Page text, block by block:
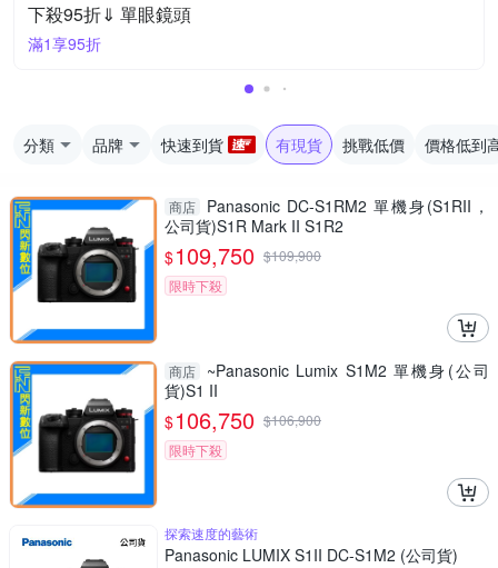
下殺95折⇓ 單眼鏡頭
滿1享95折
分類 品牌 快速到貨 有現貨 挑戰低價 價格低到
商店
Panasonic DC-S1RM2 單機身(S1RII，
公司貨)S1R Mark II S1R2
$109,750 $109,900
限時下殺
商店
~Panasonic Lumix S1M2 單機身(公司
貨)S1 II
$106,750 $106,900
限時下殺
探索速度的藝術
Panasonic LUMIX S1II DC-S1M2 (公司貨)